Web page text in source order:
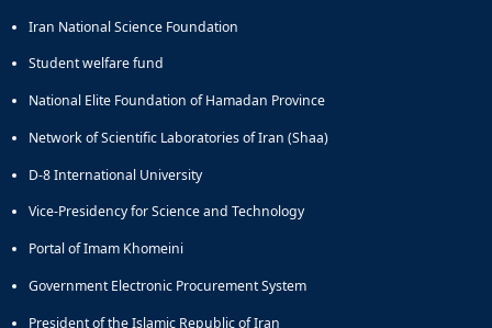
Iran National Science Foundation
Student welfare fund
National Elite Foundation of Hamadan Province
Network of Scientific Laboratories of Iran (Shaa)
D-8 International University
Vice-Presidency for Science and Technology
Portal of Imam Khomeini
Government Electronic Procurement System
President of the Islamic Republic of Iran